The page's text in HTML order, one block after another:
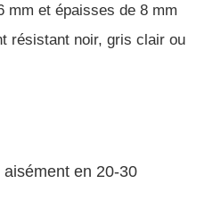
mm et épaisses de 8 mm
résistant noir, gris clair ou
en 20-30